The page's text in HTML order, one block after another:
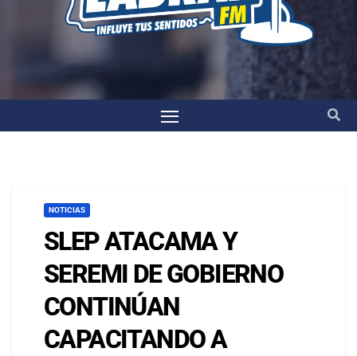
NOTICIAS
SLEP ATACAMA Y
SEREMI DE GOBIERNO
CONTINÚAN
CAPACITANDO A